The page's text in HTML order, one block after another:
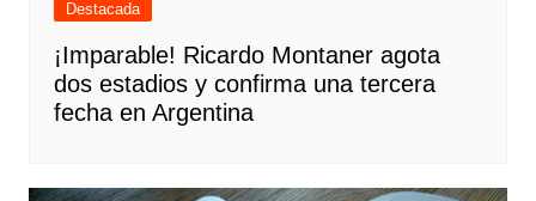
Destacada
¡Imparable! Ricardo Montaner agota
dos estadios y confirma una tercera
fecha en Argentina